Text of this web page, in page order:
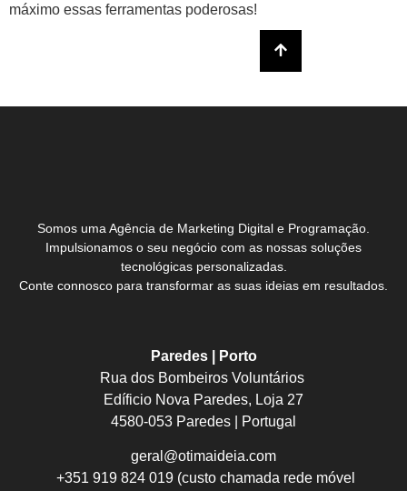
máximo essas ferramentas poderosas!
Somos uma Agência de Marketing Digital e Programação.
Impulsionamos o seu negócio com as nossas soluções
tecnológicas personalizadas.
Conte connosco para transformar as suas ideias em resultados.
Paredes | Porto
Rua dos Bombeiros Voluntários
Edíficio Nova Paredes, Loja 27
4580-053 Paredes | Portugal
geral@otimaideia.com
+351 919 824 019 (custo chamada rede móvel